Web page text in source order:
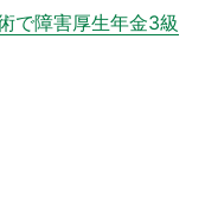
で障害厚生年金3級